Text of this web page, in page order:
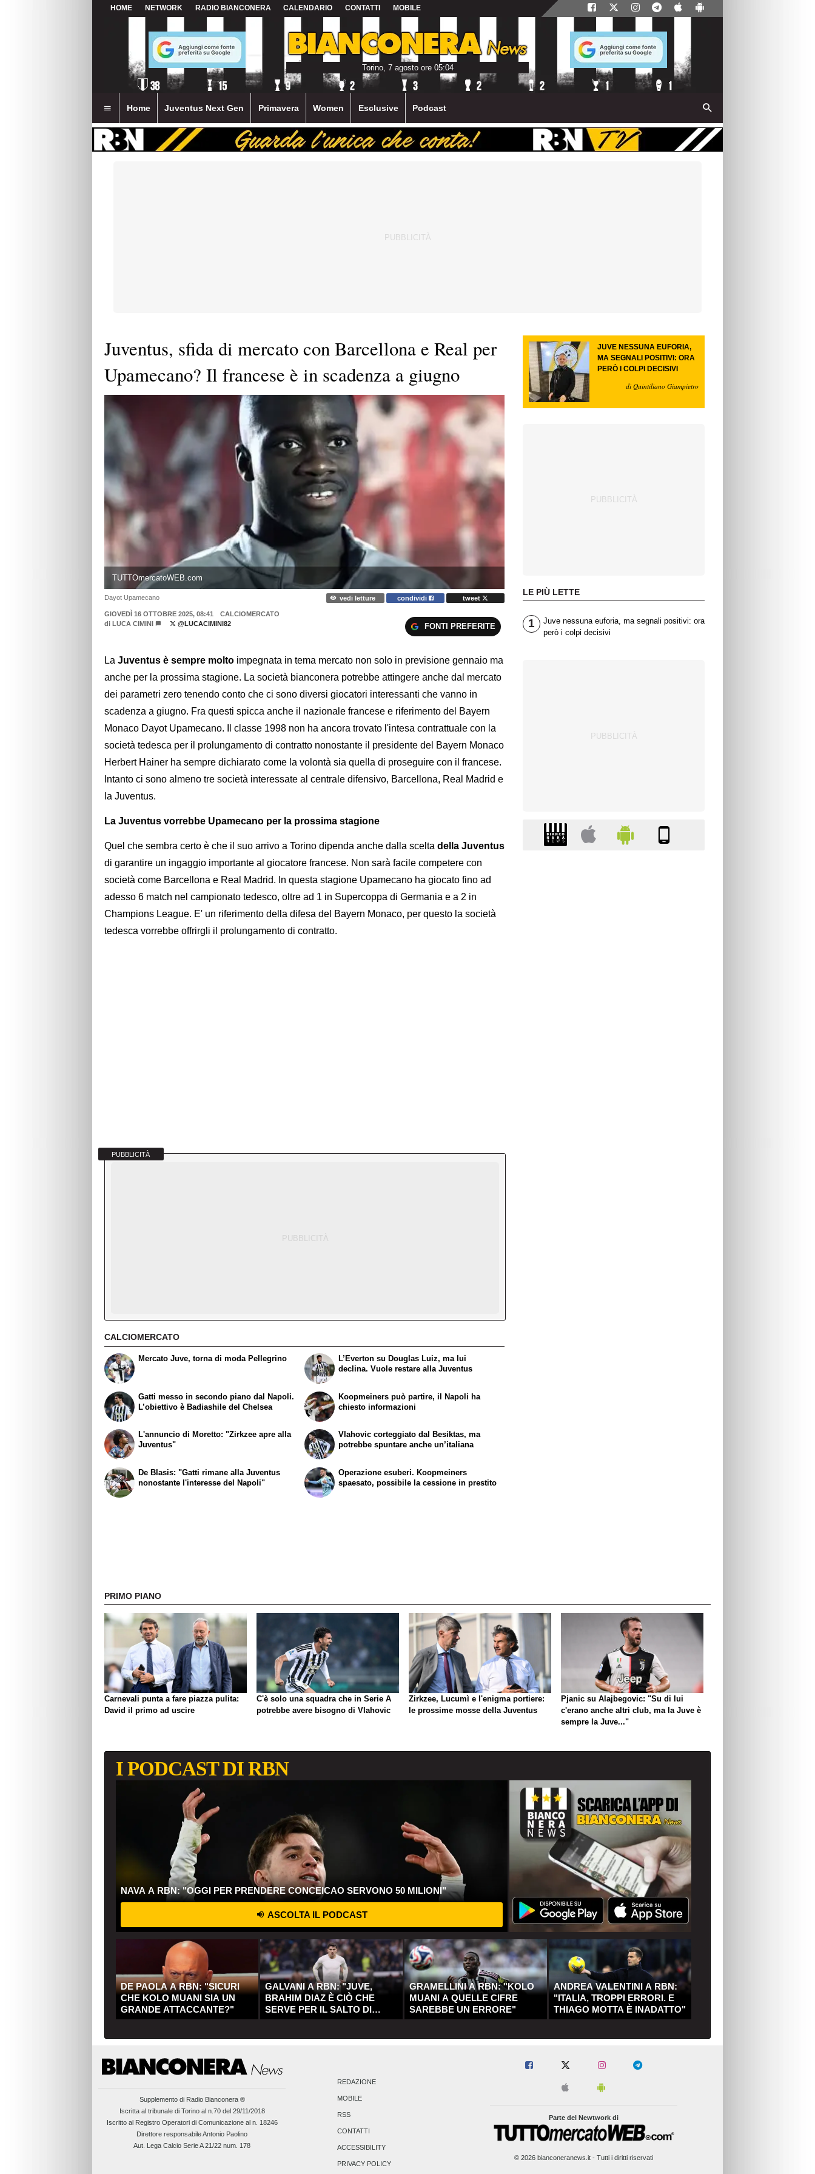
HOME NETWORK RADIO BIANCONERA CALENDARIO CONTATTI MOBILE
Torino, 7 agosto ore 05:04
Home Juventus Next Gen Primavera Women Esclusive Podcast
Juventus, sfida di mercato con Barcellona e Real per
Upamecano? Il francese è in scadenza a giugno
TUTTOmercatoWEB.com
Dayot Upamecano vedi letture condividi tweet
GIOVEDÌ 16 OTTOBRE 2025, 08:41
CALCIOMERCATO
di LUCA CIMINI @LUCACIMINI82 FONTI PREFERITE
La Juventus è sempre molto impegnata in tema mercato non solo in previsione gennaio ma
anche per la prossima stagione. La società bianconera potrebbe attingere anche dal mercato
dei parametri zero tenendo conto che ci sono diversi giocatori interessanti che vanno in
scadenza a giugno. Fra questi spicca anche il nazionale francese e riferimento del Bayern
Monaco Dayot Upamecano. Il classe 1998 non ha ancora trovato l'intesa contrattuale con la
società tedesca per il prolungamento di contratto nonostante il presidente del Bayern Monaco
Herbert Hainer ha sempre dichiarato come la volontà sia quella di proseguire con il francese.
Intanto ci sono almeno tre società interessate al centrale difensivo, Barcellona, Real Madrid e
la Juventus.
La Juventus vorrebbe Upamecano per la prossima stagione
Quel che sembra certo è che il suo arrivo a Torino dipenda anche dalla scelta della Juventus
di garantire un ingaggio importante al giocatore francese. Non sarà facile competere con
società come Barcellona e Real Madrid. In questa stagione Upamecano ha giocato fino ad
adesso 6 match nel campionato tedesco, oltre ad 1 in Supercoppa di Germania e a 2 in
Champions League. E' un riferimento della difesa del Bayern Monaco, per questo la società
tedesca vorrebbe offrirgli il prolungamento di contratto.
PUBBLICITÀ
CALCIOMERCATO
Mercato Juve, torna di moda Pellegrino
Gatti messo in secondo piano dal Napoli.
L’obiettivo è Badiashile del Chelsea
L’Everton su Douglas Luiz, ma lui
declina. Vuole restare alla Juventus
Koopmeiners può partire, il Napoli ha
chiesto informazioni
L'annuncio di Moretto: "Zirkzee apre alla
Juventus"
De Blasis: "Gatti rimane alla Juventus
nonostante l'interesse del Napoli"
Vlahovic corteggiato dal Besiktas, ma
potrebbe spuntare anche un’italiana
Operazione esuberi. Koopmeiners
spaesato, possibile la cessione in prestito
JUVE NESSUNA EUFORIA,
MA SEGNALI POSITIVI: ORA
PERÒ I COLPI DECISIVI
di Quintiliano Giampietro
LE PIÙ LETTE
1
Juve nessuna euforia, ma segnali positivi: ora
però i colpi decisivi
PRIMO PIANO
Carnevali punta a fare piazza pulita:
David il primo ad uscire
C'è solo una squadra che in Serie A
potrebbe avere bisogno di Vlahovic
Zirkzee, Lucumì e l'enigma portiere:
le prossime mosse della Juventus
Pjanic su Alajbegovic: "Su di lui
c'erano anche altri club, ma la Juve è
sempre la Juve..."
I PODCAST DI RBN
NAVA A RBN: "OGGI PER PRENDERE CONCEICAO SERVONO 50 MILIONI"
ASCOLTA IL PODCAST
DE PAOLA A RBN: "SICURI
CHE KOLO MUANI SIA UN
GRANDE ATTACCANTE?"
GALVANI A RBN: "JUVE,
BRAHIM DIAZ È CIÒ CHE
SERVE PER IL SALTO DI
QUALITÀ"
GRAMELLINI A RBN: "KOLO
MUANI A QUELLE CIFRE
SAREBBE UN ERRORE"
ANDREA VALENTINI A RBN:
"ITALIA, TROPPI ERRORI. E
THIAGO MOTTA È INADATTO"
Supplemento di Radio Bianconera ®
Iscritta al tribunale di Torino al n.70 del 29/11/2018
Iscritto al Registro Operatori di Comunicazione al n. 18246
Direttore responsabile Antonio Paolino
Aut. Lega Calcio Serie A 21/22 num. 178
REDAZIONE
MOBILE
RSS
CONTATTI
ACCESSIBILITY
PRIVACY POLICY
Parte del Newtwork di
© 2026 bianconeranews.it - Tutti i diritti riservati